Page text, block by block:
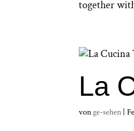
together
La
vonge-sehen |